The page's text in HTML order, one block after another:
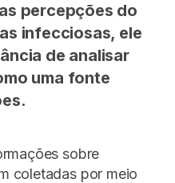
percepções do
infecciosas, ele
de analisar
uma fonte
sobre
coletadas por meio